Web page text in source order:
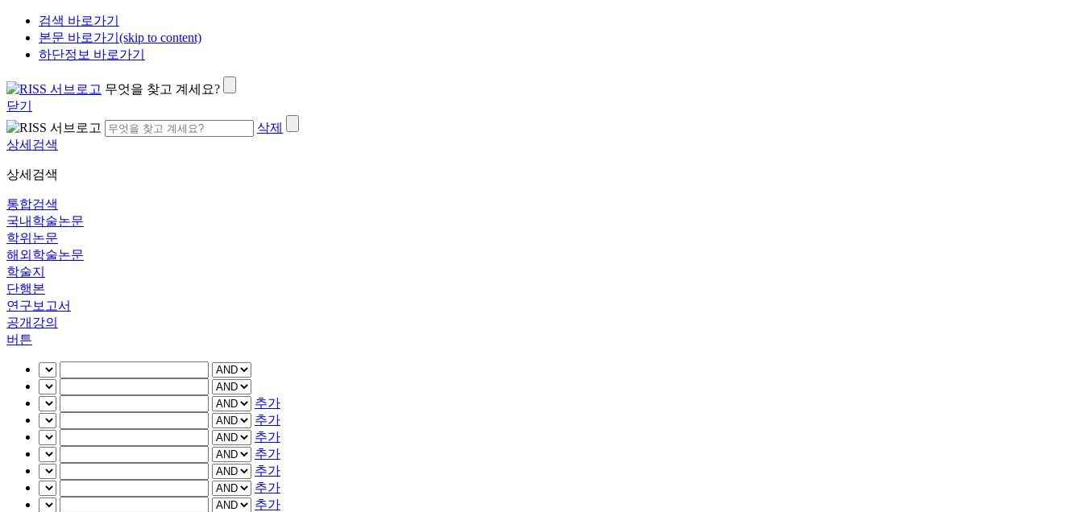
검색 바로가기
본문 바로가기(skip to content)
하단정보 바로가기
무엇을 찾고 계세요?
닫기
삭제
상세검색
상세검색
통합검색
국내학술논문
학위논문
해외학술논문
학술지
단행본
연구보고서
공개강의
버튼
추가
추가
추가
추가
추가
추가
추가